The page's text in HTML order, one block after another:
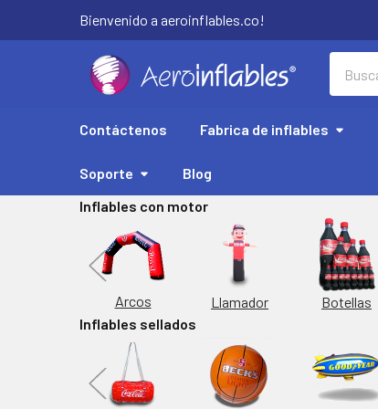
Bienvenido a aeroinflables.co!
Contáctenos Fabrica de inflables
Soporte
Blog
Inflables con motor
Arcos Llamador Botellas
Inflables sellados